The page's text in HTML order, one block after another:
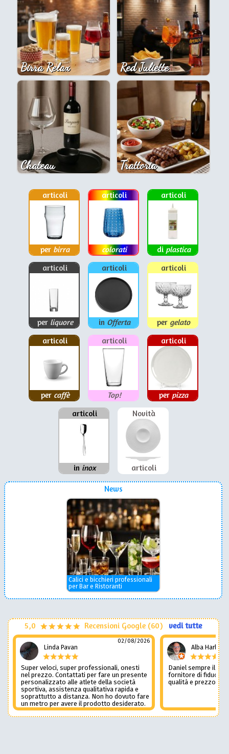
Birra Relax Red Juliette
Chateau Trattoria
articoli
per birra
articoli
colorati
articoli
di plastica
articoli
per liquore
articoli
in Offerta
articoli
per gelato
articoli
per caffè
articoli
Top!
articoli
per pizza
articoli
in inox
Novità
articoli
News
Calici e bicchieri professionali
per Bar e Ristoranti
5,0 Recensioni Google (60) vedi tutte
Linda Pavan
02/08/2026
Super veloci, super professionali, onesti
nel prezzo. Contattati per fare un presente
personalizzato alle atlete della società
sportiva, assistenza qualitativa rapida e
soprattutto a distanza. Non ho dovuto fare
un metro per avere il prodotto desiderato.
Una assistenza del genere è rara e
preziosa. Credo li contatterò ancora in
Alba Harley
Daniel sempre il
fornitore di fiducia
qualità e prezzo